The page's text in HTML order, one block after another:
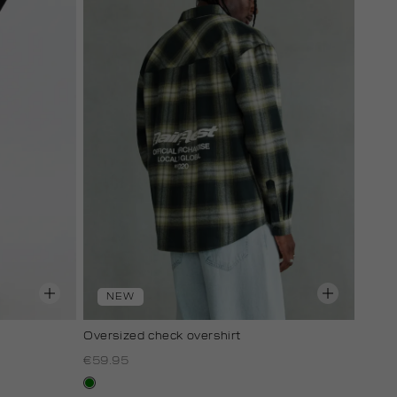
NEW
Oversized check overshirt
€59.95
groen